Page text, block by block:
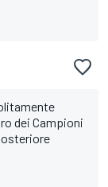
dei Campioni